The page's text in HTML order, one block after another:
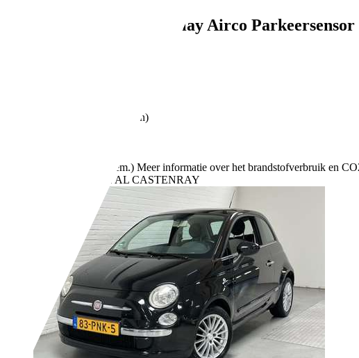
1.2 CarPlay Airco Parkeersensor
- (Vorige eigenaren)
131 g/km (gem.) Meer informatie over het brandstofverbruik en
NL-5811 AL CASTENRAY